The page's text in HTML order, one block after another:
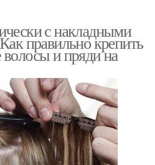
с накладными
правильно крепить
и пряди на